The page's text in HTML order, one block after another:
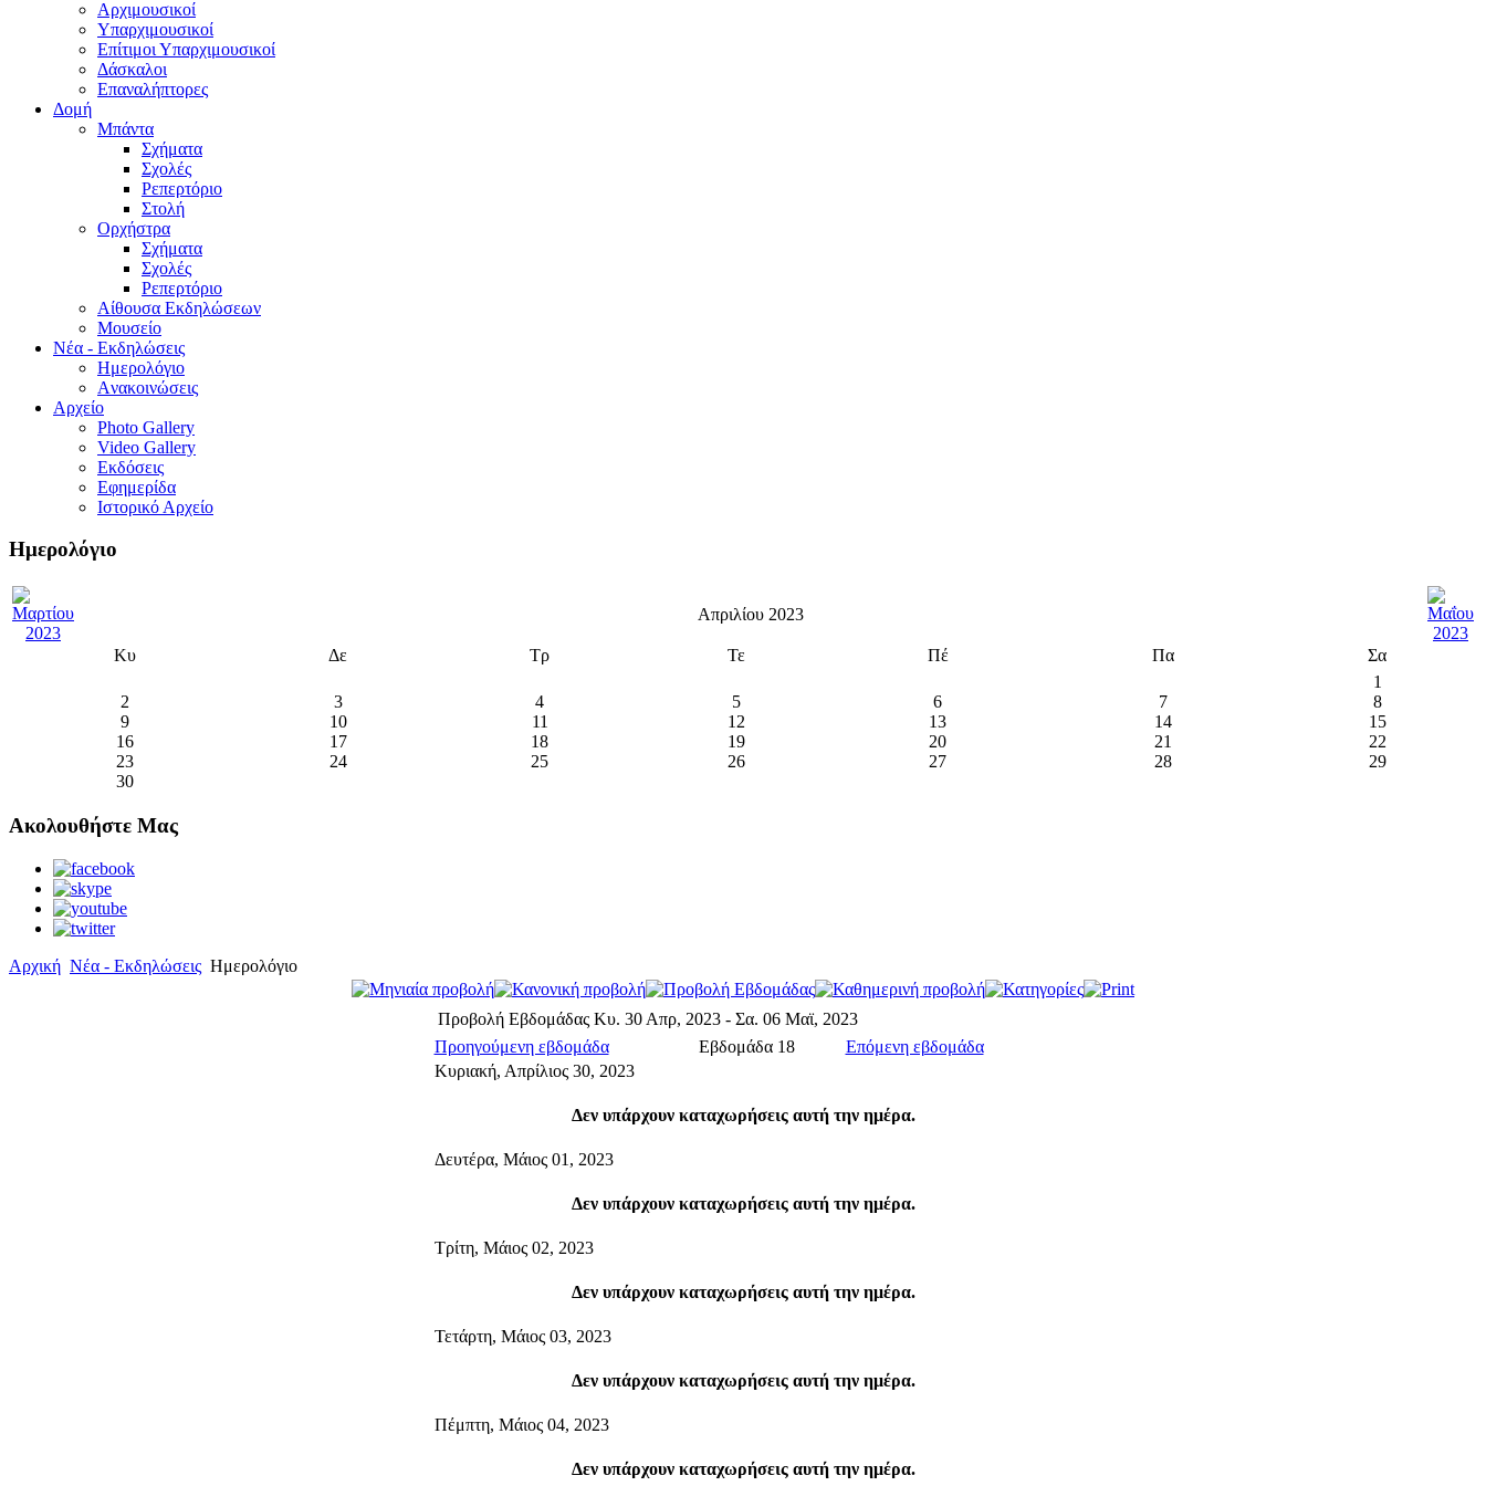
Aρχιμουσικοί
Υπαρχιμουσικοί
Επίτιμοι Υπαρχιμουσικοί
Δάσκαλοι
Επαναλήπτορες
Δομή
Μπάντα
Σχήματα
Σχολές
Ρεπερτόριο
Στολή
Ορχήστρα
Σχήματα
Σχολές
Ρεπερτόριο
Aίθουσα Εκδηλώσεων
Μουσείο
Νέα - Εκδηλώσεις
Ημερολόγιο
Aνακοινώσεις
Αρχείο
Photo Gallery
Video Gallery
Εκδόσεις
Εφημερίδα
Ιστορικό Αρχείο
Ημερολόγιο
Απριλίου 2023
Κυ Δε Τρ Τε Πέ Πα
Σα
1
2
3 4 5 6 7
8
9
10 11 12 13 14
15
16
17 18 19 20 21
22
23
24 25 26 27 28
29
30
Ακολουθήστε Μας
Αρχική Νέα - Εκδηλώσεις Ημερολόγιο
Προβολή Εβδομάδας Κυ. 30 Απρ, 2023 - Σα. 06 Μαϊ, 2023
Προηγούμενη εβδομάδα
Εβδομάδα 18
Επόμενη εβδομάδα
Κυριακή, Απρίλιος 30, 2023
Δεν υπάρχουν καταχωρήσεις αυτή την ημέρα.
Δευτέρα, Μάιος 01, 2023
Δεν υπάρχουν καταχωρήσεις αυτή την ημέρα.
Τρίτη, Μάιος 02, 2023
Δεν υπάρχουν καταχωρήσεις αυτή την ημέρα.
Τετάρτη, Μάιος 03, 2023
Δεν υπάρχουν καταχωρήσεις αυτή την ημέρα.
Πέμπτη, Μάιος 04, 2023
Δεν υπάρχουν καταχωρήσεις αυτή την ημέρα.